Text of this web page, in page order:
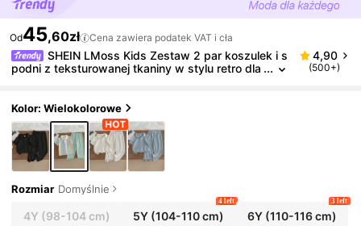
Od45,60zł Cena zawiera podatek VAT i cła
SHEIN LMoss Kids Zestaw 2 par koszulek i s
podni z teksturowanej tkaniny w stylu retro dla
ka dla chłopców, zestaw na powrót do szkoły, odp
owiedni na przyjęcia urodzinowe, wieczorne, wystę
py, wesela, chrzciny, ceremonie otwarcia, odpowie
dni do codziennego użytku, odpowiedni do szkoły,
odpowiedni do podróży, odpowiedni do uprawiania
sportu, odpowiedni do odzieży bliskowschodniej, o
dpowiedni na wiosnę i lato
4,90
(500+)
Kolor: Wielokolorowe
Rozmiar Domyślnie
4Y (98-104 cm) 5Y (104-110 cm)
4 left
6Y(110-116 cm)
3 left